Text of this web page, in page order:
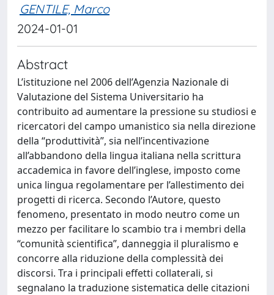
GENTILE, Marco
2024-01-01
Abstract
L’istituzione nel 2006 dell’Agenzia Nazionale di
Valutazione del Sistema Universitario ha
contribuito ad aumentare la pressione su studiosi e
ricercatori del campo umanistico sia nella direzione
della “produttività”, sia nell’incentivazione
all’abbandono della lingua italiana nella scrittura
accademica in favore dell’inglese, imposto come
unica lingua regolamentare per l’allestimento dei
progetti di ricerca. Secondo l’Autore, questo
fenomeno, presentato in modo neutro come un
mezzo per facilitare lo scambio tra i membri della
“comunità scientifica”, danneggia il pluralismo e
concorre alla riduzione della complessità dei
discorsi. Tra i principali effetti collaterali, si
segnalano la traduzione sistematica delle citazioni